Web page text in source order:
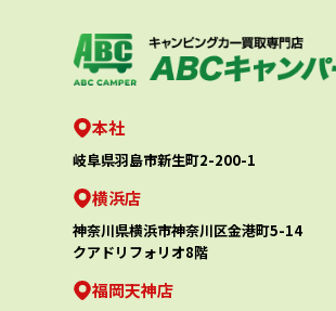
本社
岐阜県羽島市新生町2-200-1
横浜店
神奈川県横浜市神奈川区金港町5-14
クアドリフォリオ8階
福岡天神店